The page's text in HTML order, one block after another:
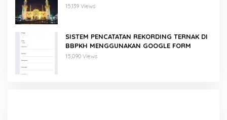
15,139 Views
SISTEM PENCATATAN REKORDING TERNAK DI
BBPKH MENGGUNAKAN GOOGLE FORM
15,090 Views